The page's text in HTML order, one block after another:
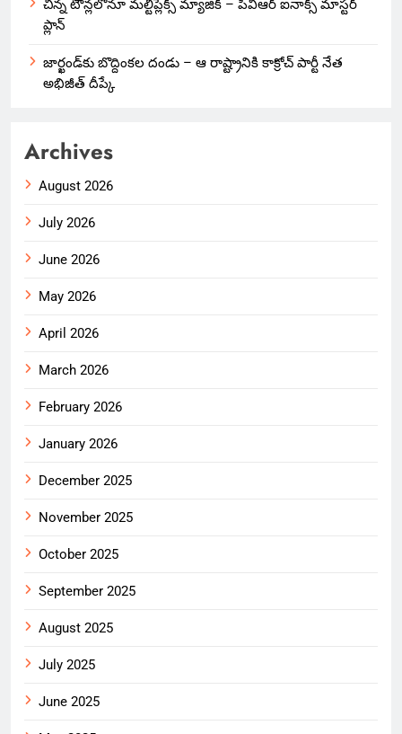
చిన్న టౌన్లలోనూ మల్టీప్లెక్స్‌ మ్యాజిక్ – పీవీఆర్ ఐనాక్స్ మాస్టర్
ప్లాన్
జార్ఖండ్‌కు బొద్దింకల దండు – ఆ రాష్ట్రానికి కాక్రోచ్ పార్టీ నేత
అభిజీత్ దీప్కే
Archives
August 2026
July 2026
June 2026
May 2026
April 2026
March 2026
February 2026
January 2026
December 2025
November 2025
October 2025
September 2025
August 2025
July 2025
June 2025